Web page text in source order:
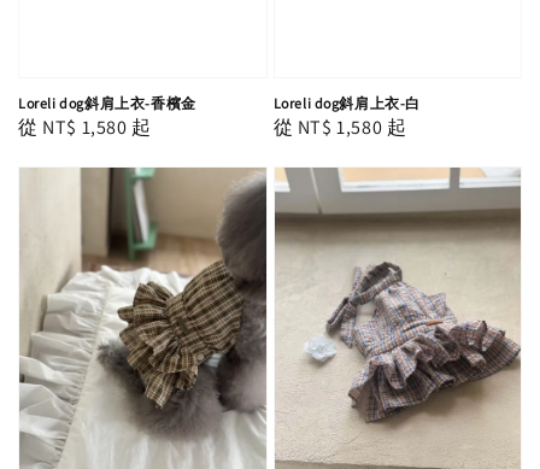
Loreli dog斜肩上衣-香檳金
Regular
從 NT$ 1,580 起
Loreli dog斜肩上衣-白
Regular
從 NT$ 1,580 起